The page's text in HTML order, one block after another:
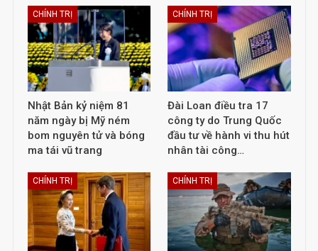
CHÍNH TRỊ
Nhật Bản kỷ niệm 81
năm ngày bị Mỹ ném
bom nguyên tử và bóng
ma tái vũ trang
CHÍNH TRỊ
Đài Loan điều tra 17
công ty do Trung Quốc
đầu tư về hành vi thu hút
nhân tài công…
CHÍNH TRỊ CHÍNH TRỊ